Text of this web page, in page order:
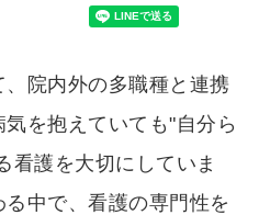
院内外の多職種と連携
を抱えていても"自分ら
看護を大切にしていま
中で、看護の専門性を